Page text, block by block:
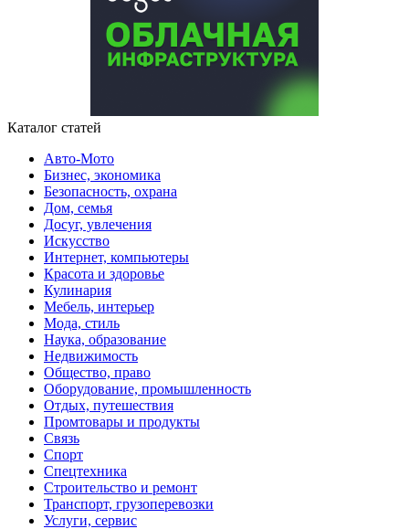
Каталог статей
Авто-Мото
Бизнес, экономика
Безопасность, охрана
Дом, семья
Досуг, увлечения
Искусство
Интернет, компьютеры
Красота и здоровье
Кулинария
Мебель, интерьер
Мода, стиль
Наука, образование
Недвижимость
Общество, право
Оборудование, промышленность
Отдых, путешествия
Промтовары и продукты
Связь
Спорт
Спецтехника
Строительство и ремонт
Транспорт, грузоперевозки
Услуги, сервис